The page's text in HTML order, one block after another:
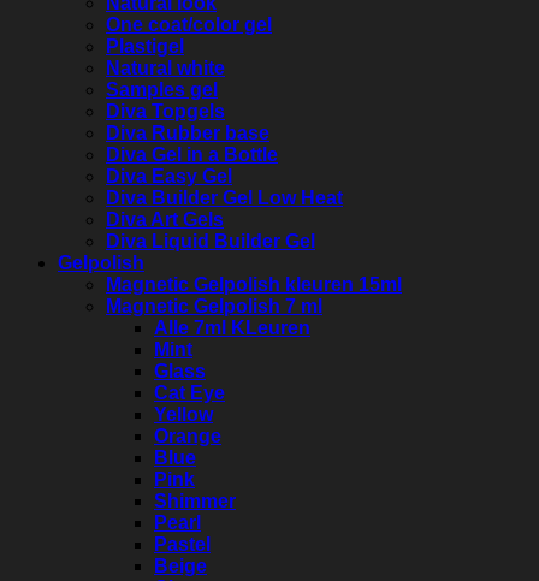
One coat/color gel
Plastigel
Natural white
Samples gel
Diva Topgels
Diva Rubber base
Diva Gel in a Bottle
Diva Easy Gel
Diva Builder Gel Low Heat
Diva Art Gels
Diva Liquid Builder Gel
Gelpolish
Magnetic Gelpolish kleuren 15ml
Magnetic Gelpolish 7 ml
Alle 7ml KLeuren
Mint
Glass
Cat Eye
Yellow
Orange
Blue
Pink
Shimmer
Pearl
Pastel
Beige